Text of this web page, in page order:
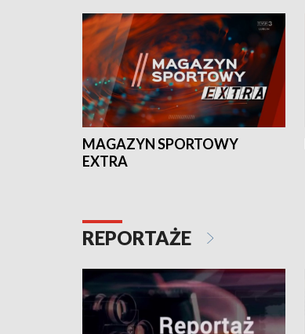
MAGAZYN SPORTOWY
EXTRA
REPORTAŻE